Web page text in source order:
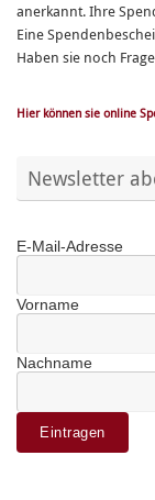
anerkannt. Ihre
Eine
Haben sie noch
Hier können sie online
Newsletter
E-Mail-Adresse
Vorname
Nachname